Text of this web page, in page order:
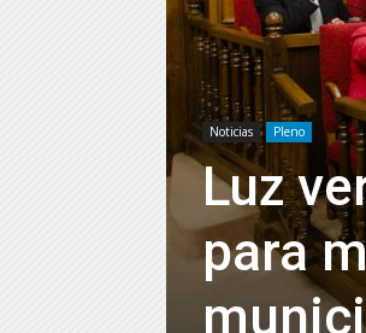
Noticias Pleno
Luz
para